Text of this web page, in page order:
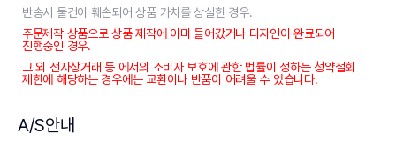
반송시 물건이 훼손되어 상품 가치를 상실한 경우.
주문제작 상품으로 상품 제작에 이미 들어갔거나 디자인이 완료되어
진행중인 경우.
그 외 전자상거래 등 에서의 소비자 보호에 관한 법률이 정하는 청약철회
제한에 해당하는 경우에는 교환이나 반품이 어려울 수 있습니다.
A/S안내